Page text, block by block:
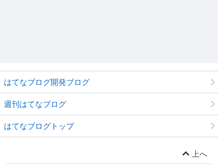
はてなブログ開発ブログ
週刊はてなブログ
はてなブログトップ
上へ